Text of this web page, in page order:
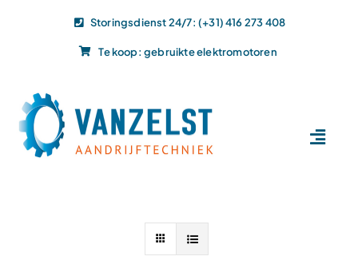
Storingsdienst 24/7: (+31) 416 273 408
Te koop: gebruikte elektromotoren
Dit leveren wij